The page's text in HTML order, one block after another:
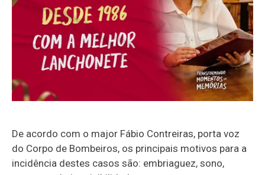
De acordo com o major Fábio Contreiras, porta voz
do Corpo de Bombeiros, os principais motivos para a
incidência destes casos são: embriaguez, sono,